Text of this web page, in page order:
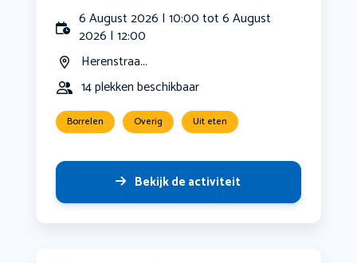
6 August 2026 | 10:00 tot 6 August
2026 | 12:00
Herenstraa...
14 plekken beschikbaar
Borrelen Overig Uit eten
Bekijk de activiteit